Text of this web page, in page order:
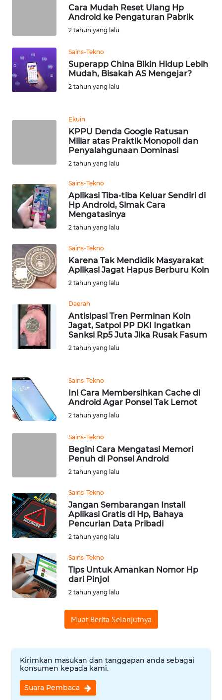
Cara Mudah Reset Ulang Hp
Android ke Pengaturan Pabrik
2 tahun yang lalu
Sains-Tekno
Superapp China Bikin Hidup Lebih
Mudah, Bisakah AS Mengejar?
2 tahun yang lalu
Ekuin
KPPU Denda Google Ratusan
Miliar atas Praktik Monopoli dan
Penyalahgunaan Dominasi
2 tahun yang lalu
Sains-Tekno
Aplikasi Tiba-tiba Keluar Sendiri di
Hp Android, Simak Cara
Mengatasinya
2 tahun yang lalu
Sains-Tekno
Karena Tak Mendidik Masyarakat
Aplikasi Jagat Hapus Berburu Koin
2 tahun yang lalu
Daerah
Antisipasi Tren Perminan Koin
Jagat, Satpol PP DKI Ingatkan
Sanksi Rp5 Juta Jika Rusak Fasum
2 tahun yang lalu
Sains-Tekno
Ini Cara Membersihkan Cache di
Android Agar Ponsel Tak Lemot
2 tahun yang lalu
Sains-Tekno
Begini Cara Mengatasi Memori
Penuh di Ponsel Android
2 tahun yang lalu
Sains-Tekno
Jangan Sembarangan Install
Aplikasi Gratis di Hp, Bahaya
Pencurian Data Pribadi
2 tahun yang lalu
Sains-Tekno
Tips Untuk Amankan Nomor Hp
dari Pinjol
2 tahun yang lalu
Muat Berita Selanjutnya
Kirimkan masukan dan tanggapan anda sebagai
konsumen kepada kami.
Suara Pembaca
TAPANULI
TENGAH
WN DELI
PAKPAK
WN
KARAWANG
WN
BEKASI
WN
WN
DEPOK
UTARA
WN
SAMOSIR
SUMEDANG
WN
CIANJUR
WN
KEPULAUAN
SERIBU
WN
BINJAI
WN
CIREBON